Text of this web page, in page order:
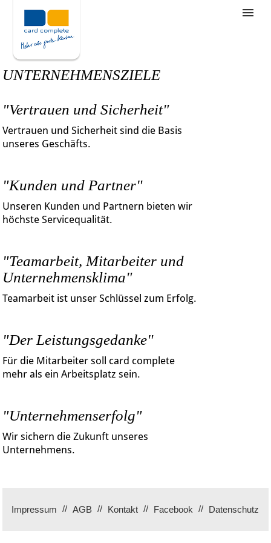
Stellenangebote
Unternehmensziele
Wie bewerbe ich mich
UNTERNEHMENSZIELE
"Vertrauen und Sicherheit"
Vertrauen und Sicherheit sind die Basis
unseres Geschäfts.
"Kunden und Partner"
Unseren Kunden und Partnern bieten wir
höchste Servicequalität.
"Teamarbeit, Mitarbeiter und
Unternehmensklima"
Teamarbeit ist unser Schlüssel zum Erfolg.
"Der Leistungsgedanke"
Für die Mitarbeiter soll card complete
mehr als ein Arbeitsplatz sein.
"Unternehmenserfolg"
Wir sichern die Zukunft unseres
Unternehmens.
Impressum AGB Kontakt Facebook Datenschutz